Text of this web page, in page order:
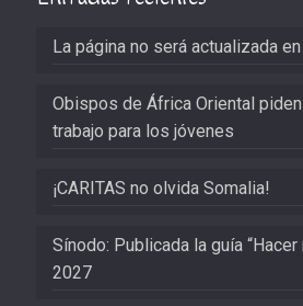
La página no será actualizada
Obispos de África Oriental
trabajo para los jóvenes
¡CARITAS no olvida Somalia!
Sínodo: Publicada la guía “Hacer
2027